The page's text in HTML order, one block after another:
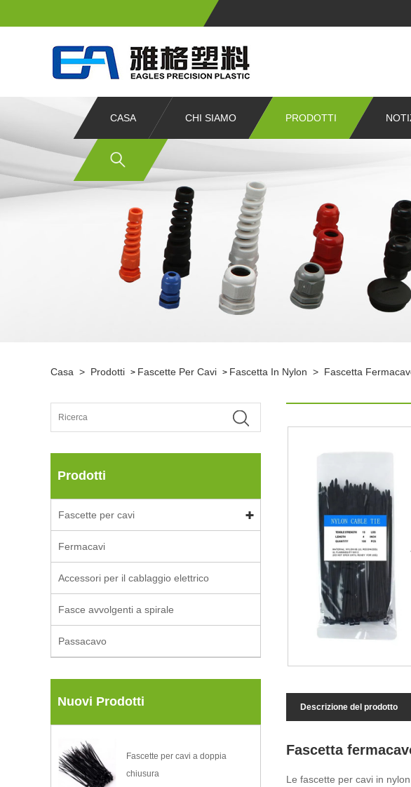
CASA CHI SIAMO PRODOTTI
Casa > Prodotti > Fascette Per Cavi > Fascetta In Nylon > Fascetta
Prodotti
Fascette per cavi
Fermacavi
Accessori per il cablaggio elettrico
Fasce avvolgenti a spirale
Passacavo
Nuovi Prodotti
Fascette per cavi a doppia
chiusura
Descrizione del prodotto
Fascetta
Le fascette per cavi in